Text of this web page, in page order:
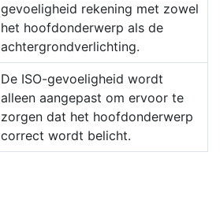
gevoeligheid rekening met zowel
het hoofdonderwerp als de
achtergrondverlichting.
De ISO-gevoeligheid wordt
alleen aangepast om ervoor te
zorgen dat het hoofdonderwerp
correct wordt belicht.